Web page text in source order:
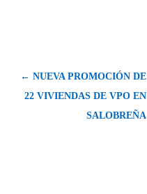
← NUEVA PROMOCIÓN DE
22 VIVIENDAS DE VPO EN
SALOBREÑA